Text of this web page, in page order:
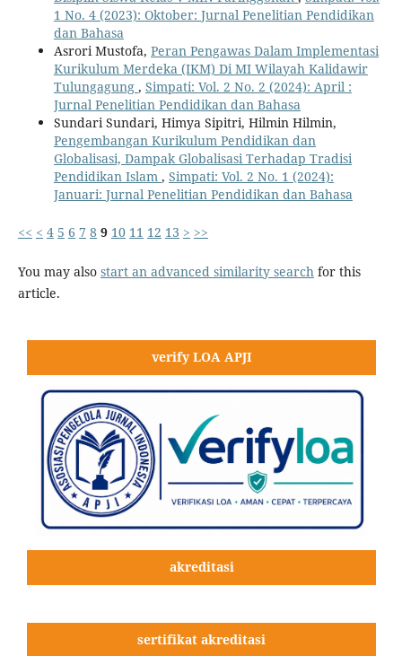
1 No. 4 (2023): Oktober: Jurnal Penelitian Pendidikan
dan Bahasa
Asrori Mustofa, Peran Pengawas Dalam Implementasi
Kurikulum Merdeka (IKM) Di MI Wilayah Kalidawir
Tulungagung , Simpati: Vol. 2 No. 2 (2024): April :
Jurnal Penelitian Pendidikan dan Bahasa
Sundari Sundari, Himya Sipitri, Hilmin Hilmin,
Pengembangan Kurikulum Pendidikan dan
Globalisasi, Dampak Globalisasi Terhadap Tradisi
Pendidikan Islam , Simpati: Vol. 2 No. 1 (2024):
Januari: Jurnal Penelitian Pendidikan dan Bahasa
<< < 4 5 6 7 8 9 10 11 12 13 > >>
You may also start an advanced similarity searchfor this
article.
verify LOA APJI
akreditasi
sertifikat akreditasi